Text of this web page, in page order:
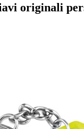
originali